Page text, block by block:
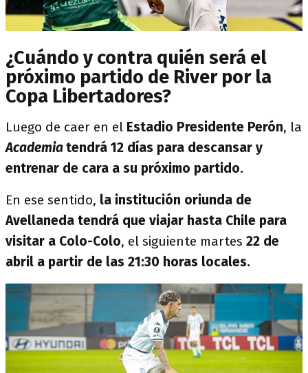
¿Cuándo y contra quién será el
próximo partido de River por la
Copa Libertadores?
Luego de caer en el Estadio Presidente Perón, la
Academiatendrá 12 días para descansar y
entrenar de cara a su próximo partido.
En ese sentido, la institución oriunda de
Avellaneda tendrá que viajar hasta Chile para
visitar a Colo-Colo, el siguiente martes 22 de
abril a partir de las 21:30 horas locales.